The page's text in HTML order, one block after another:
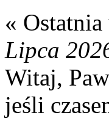
«
Lipca
Witaj,
jeśli